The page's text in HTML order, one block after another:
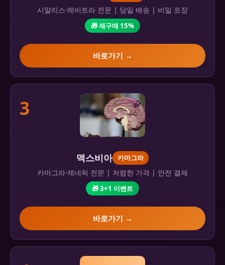
시알리스·레비트라 전문 | 당일 배송 | 비밀 포장
🎁 재구매 15%
바로가기 →
3
맥스비아 카마그라
카마그라·제네릭 전문 | 저렴한 가격 | 안전 결제
🎁 3+1 이벤트
바로가기 →